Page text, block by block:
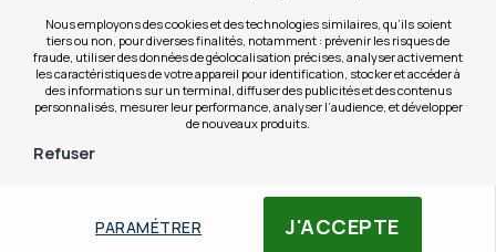
J'ACCEPTE
PARAMÉTRER
Nous employons des cookies et des technologies similaires, qu’ils soient
tiers ou non, pour diverses finalités, notamment : prévenir les risques de
fraude, utiliser des données de géolocalisation précises, analyser activement
les caractéristiques de votre appareil pour identification, stocker et accéder à
des informations sur un terminal, diffuser des publicités et des contenus
personnalisés, mesurer leur performance, analyser l’audience, et développer
de nouveaux produits.
Refuser
Filtres
NOS SITES
© Copyright OfficeEasy 2026